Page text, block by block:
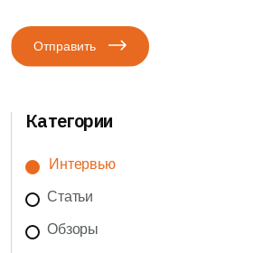
Отправить
Категории
Интервью
Статьи
Обзоры